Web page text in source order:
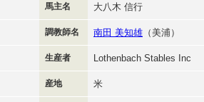
馬主名 大八木 信行
調教師名 南田 美知雄 （美浦）
生産者 Lothenbach Stables Inc
産地 米